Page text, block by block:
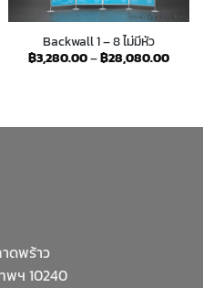
Backwall 1 – 8 ไม่มีหัว
฿3,280.00–฿28,080.00Price
ดพร้าว
พฯ 10240